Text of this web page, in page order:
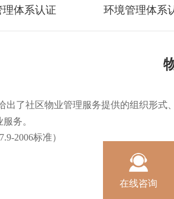
理体系认证 环境管理体系
出了社区物业管理服务提供的组织形
务。
2006标准）
在线咨询